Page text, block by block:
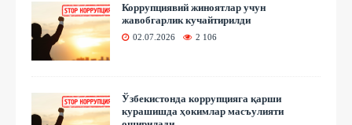
Коррупциявий жиноятлар учун
жавобгарлик кучайтирилди
02.07.2026 2 106
Ўзбекистонда коррупцияга қарши
курашишда ҳокимлар масъулияти